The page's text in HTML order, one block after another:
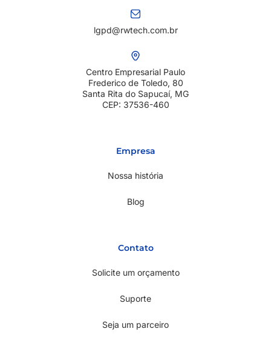
lgpd@rwtech.com.br
Centro Empresarial Paulo
Frederico de Toledo, 80
Santa Rita do Sapucaí, MG
CEP: 37536-460
Empresa
Nossa história
Blog
Contato
Solicite um orçamento
Suporte
Seja um parceiro